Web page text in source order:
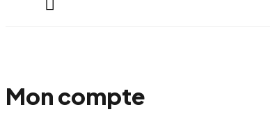
Mon compte